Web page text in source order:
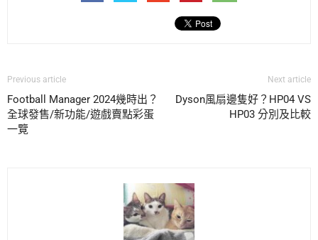
Previous article
Football Manager 2024幾時出？
全球發售/新功能/遊戲賣點彩蛋
一覽
Next article
Dyson風扇邊隻好？HP04 VS
HP03 分別及比較